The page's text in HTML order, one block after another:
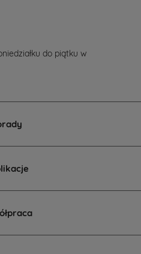
do piątku w